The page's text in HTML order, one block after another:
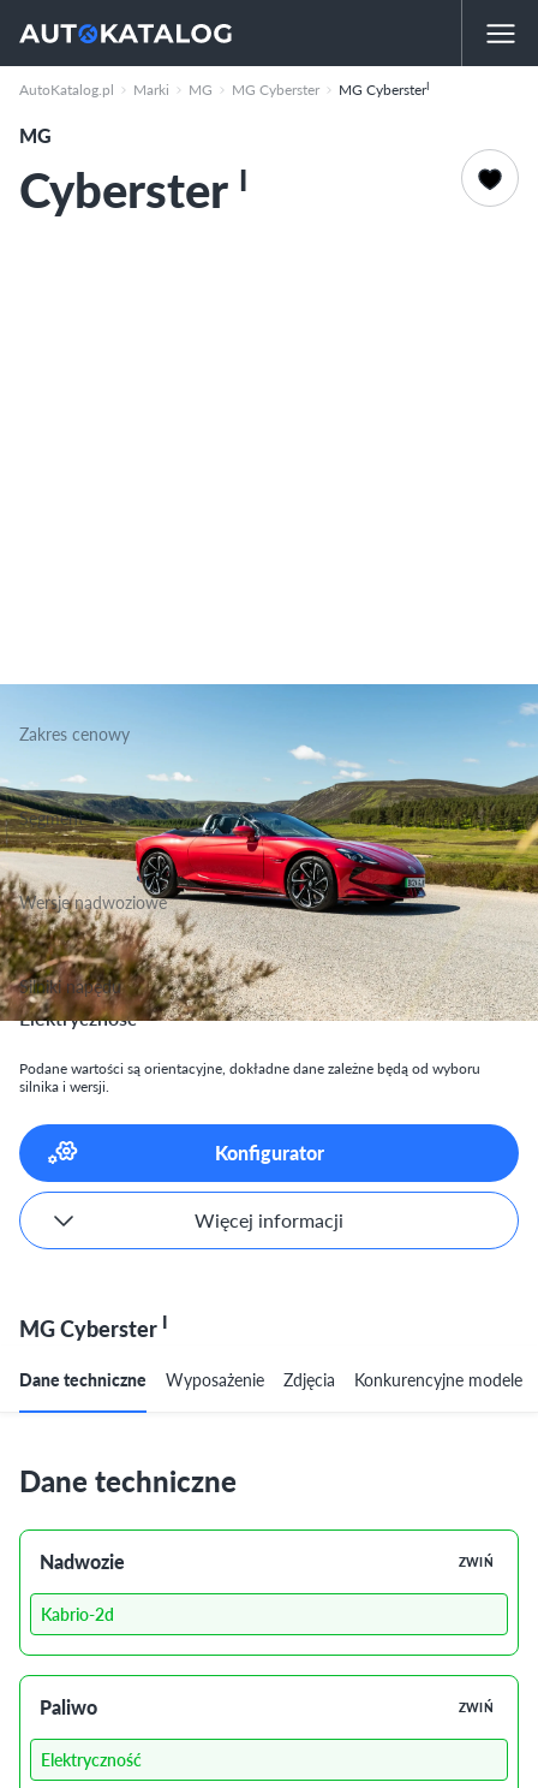
AutoKatalog.pl Marki MG MG Cyberster MG CybersterI
MG
Cyberster I
Zakres cenowy
277 900 - 299 900 zł
Segment
Grupa Sportowo Rekreacyjne, Klasa Niższa Średnia
Wersje nadwoziowe
Kabrio
Silniki napędu
Elektryczność
Podane wartości są orientacyjne, dokładne dane zależne będą od wyboru
silnika i wersji.
Konfigurator
Więcej informacji
MG Cyberster I
Dane techniczne Wyposażenie Zdjęcia Konkurencyjne modele
Dane techniczne
Nadwozie ZWIŃ
Kabrio-2d
Paliwo ZWIŃ
Elektryczność